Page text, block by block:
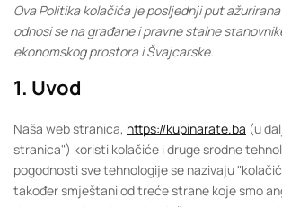
Ova Politika kolačića je posljednji put
odnosi se na građane i pravne stalne
ekonomskog prostora i Švajcarske.
1. Uvod
Naša web stranica, https://kupinarate.ba (u
stranica") koristi kolačiće i druge srodne
pogodnosti sve tehnologije se nazivaju
također smještani od treće strane koje smo